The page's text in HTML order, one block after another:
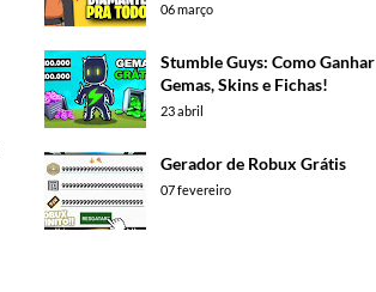
06 março
Stumble Guys: Como Ganhar
Gemas, Skins e Fichas!
23 abril
Gerador de Robux Grátis
07 fevereiro